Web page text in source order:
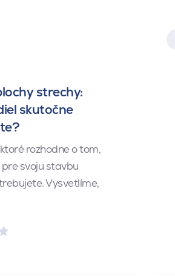
strechy:
skutočne
rozhodne o tom,
pre svoju stavbu
Vysvetlíme,